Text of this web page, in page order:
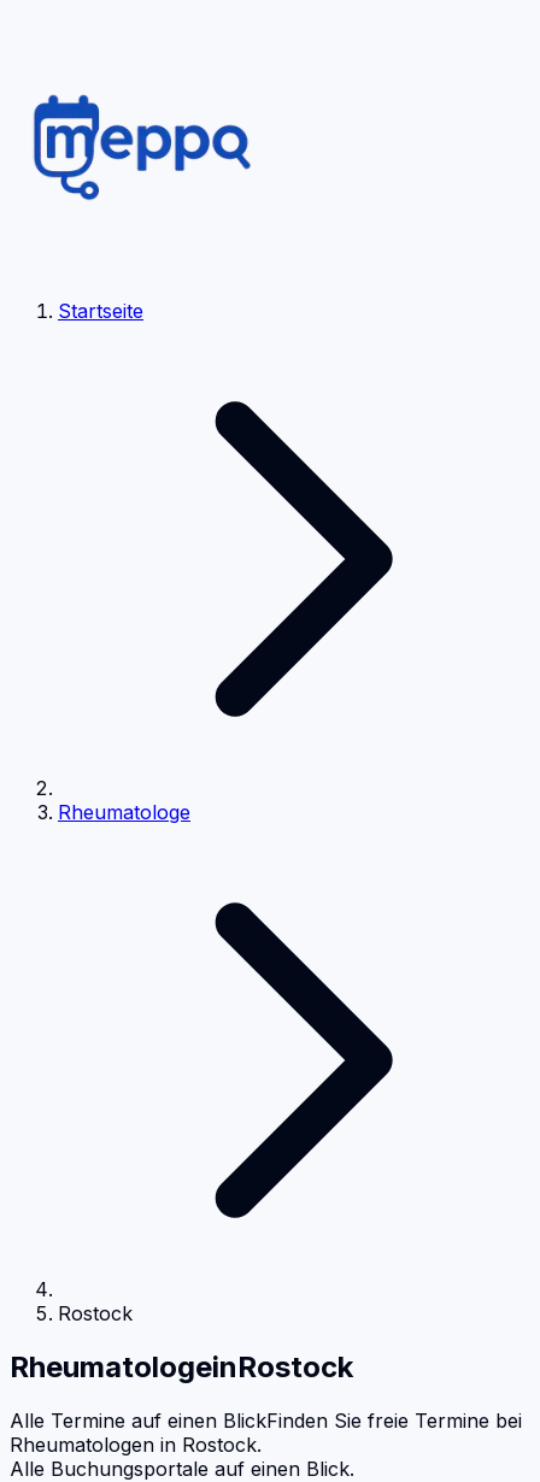
Startseite
Rheumatologe
Rostock
RheumatologeinRostock
Alle Termine auf einen BlickFinden Sie freie Termine bei
Rheumatologen in Rostock.
Alle Buchungsportale auf einen Blick.